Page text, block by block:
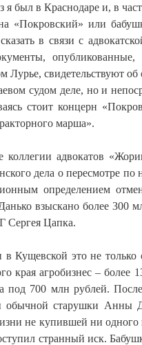
был в Краснодаре и, в
«Покровский» или
в связи с
Лурье, свидетельствуют
судом деле, но и
стоит концерн
марша».
адвокатов
дела о пересмотре
определением
взыскано более 300
Сергея Цапка.
Кущевской это не
края агробизнес – более
под 700 млн рублей.
старушки Анны
не купившей ни одного
странный иск.